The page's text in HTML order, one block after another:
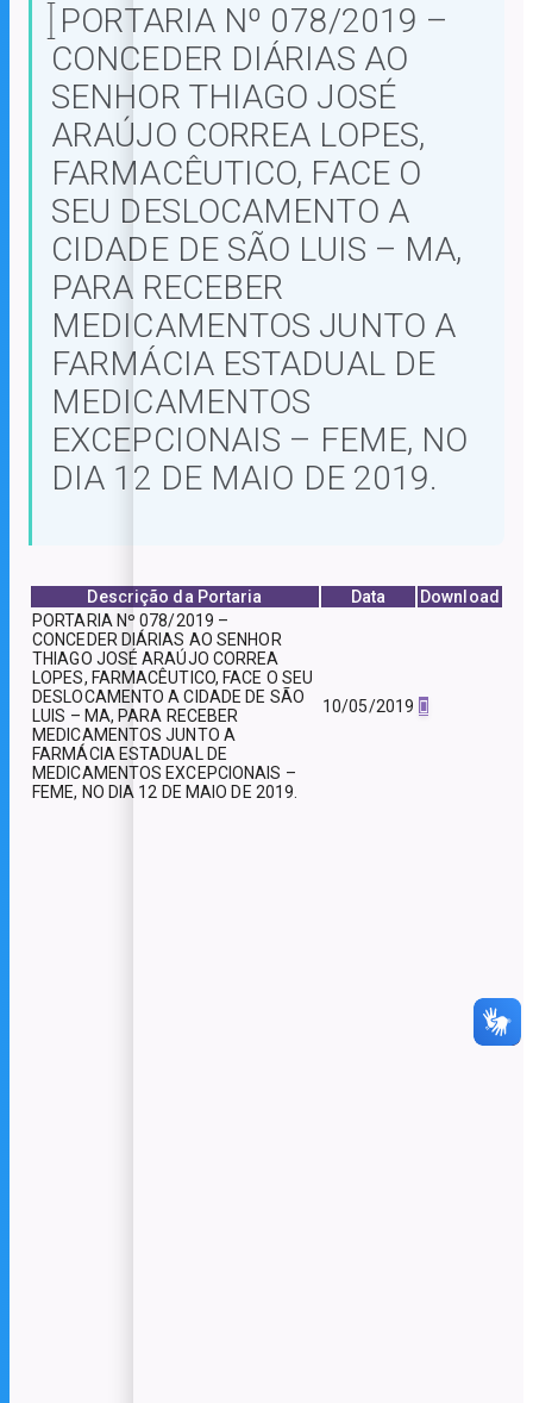
PORTARIA Nº 078/2019 –
CONCEDER DIÁRIAS AO
SENHOR THIAGO JOSÉ
ARAÚJO CORREA LOPES,
FARMACÊUTICO, FACE O
SEU DESLOCAMENTO A
CIDADE DE SÃO LUIS – MA,
PARA RECEBER
MEDICAMENTOS JUNTO A
FARMÁCIA ESTADUAL DE
MEDICAMENTOS
EXCEPCIONAIS – FEME, NO
DIA 12 DE MAIO DE 2019.
Descrição da Portaria Data
Download
PORTARIA Nº 078/2019 –
CONCEDER DIÁRIAS AO SENHOR
THIAGO JOSÉ ARAÚJO CORREA
LOPES, FARMACÊUTICO, FACE O SEU
DESLOCAMENTO A CIDADE DE SÃO
LUIS – MA, PARA RECEBER
MEDICAMENTOS JUNTO A
FARMÁCIA ESTADUAL DE
MEDICAMENTOS EXCEPCIONAIS –
FEME, NO DIA 12 DE MAIO DE 2019.
10/05/2019